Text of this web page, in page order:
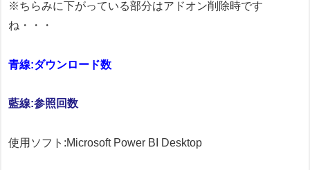
※ちらみに下がっている部分はアドオン削除時です
ね・・・
青線:ダウンロード数
藍線:参照回数
使用ソフト:Microsoft Power BI Desktop